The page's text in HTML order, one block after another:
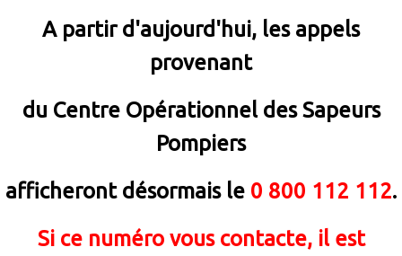
A partir d'aujourd'hui, les appels
provenant
du Centre Opérationnel des Sapeurs
Pompiers
afficheront désormais le 0 800 112 112.
Si ce numéro vous contacte, il est